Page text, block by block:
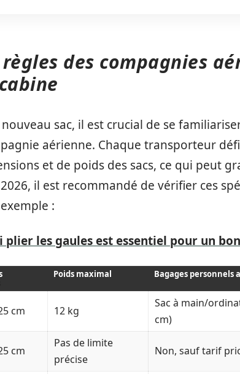
des compagnies
sac, il est crucial de se
aérienne. Chaque transporteur
et de poids des sacs, ce qui peut
il est recommandé de vérifier ces
:
plier les gaules est essentiel pour un
Poids maximal Bagages personnels
cm 12 kg
Sac à main/
cm)
cm
Pas de limite
précise
Non, sauf tarif